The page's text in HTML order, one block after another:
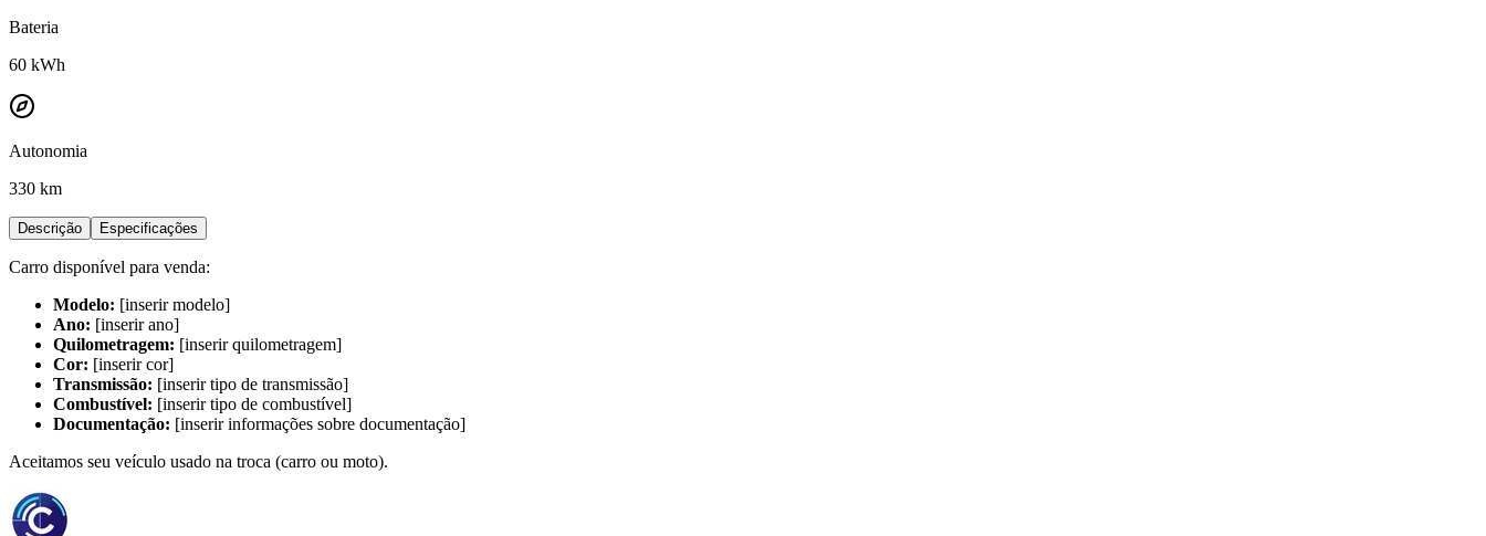
Bateria
60 kWh
Autonomia
330 km
Descrição Especificações
Carro disponível para venda:
Modelo: [inserir modelo]
Ano: [inserir ano]
Quilometragem: [inserir quilometragem]
Cor: [inserir cor]
Transmissão: [inserir tipo de transmissão]
Combustível: [inserir tipo de combustível]
Documentação: [inserir informações sobre documentação]
Aceitamos seu veículo usado na troca (carro ou moto).